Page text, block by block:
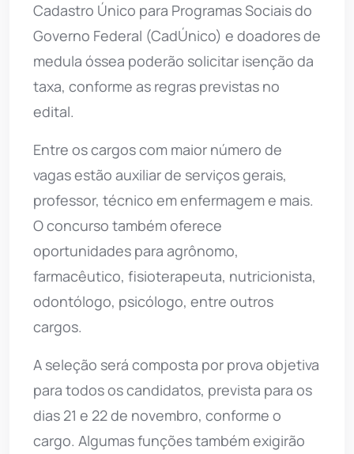
Cadastro Único para Programas Sociais do
Governo Federal (CadÚnico) e doadores de
medula óssea poderão solicitar isenção da
taxa, conforme as regras previstas no
edital.
Entre os cargos com maior número de
vagas estão auxiliar de serviços gerais,
professor, técnico em enfermagem e mais.
O concurso também oferece
oportunidades para agrônomo,
farmacêutico, fisioterapeuta, nutricionista,
odontólogo, psicólogo, entre outros
cargos.
A seleção será composta por prova objetiva
para todos os candidatos, prevista para os
dias 21 e 22 de novembro, conforme o
cargo. Algumas funções também exigirão